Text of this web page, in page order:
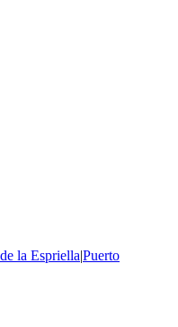
la Espriella|Puerto